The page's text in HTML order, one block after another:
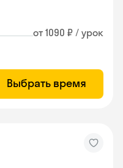
от 1090 ₽ / урок
Выбрать время